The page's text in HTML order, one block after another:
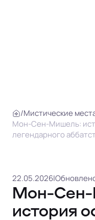
/Мистические
Мон-Сен-Мишель:
легендарного
22.05.2026|
Мон-
история